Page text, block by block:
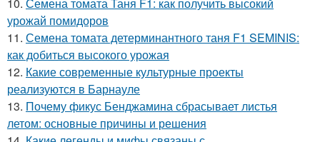
урожай помидоров
11. Семена томата детерминантного таня F1 SEMINIS:
как добиться высокого урожая
12. Какие современные культурные проекты
реализуются в Барнауле
13. Почему фикус Бенджамина сбрасывает листья
летом: основные причины и решения